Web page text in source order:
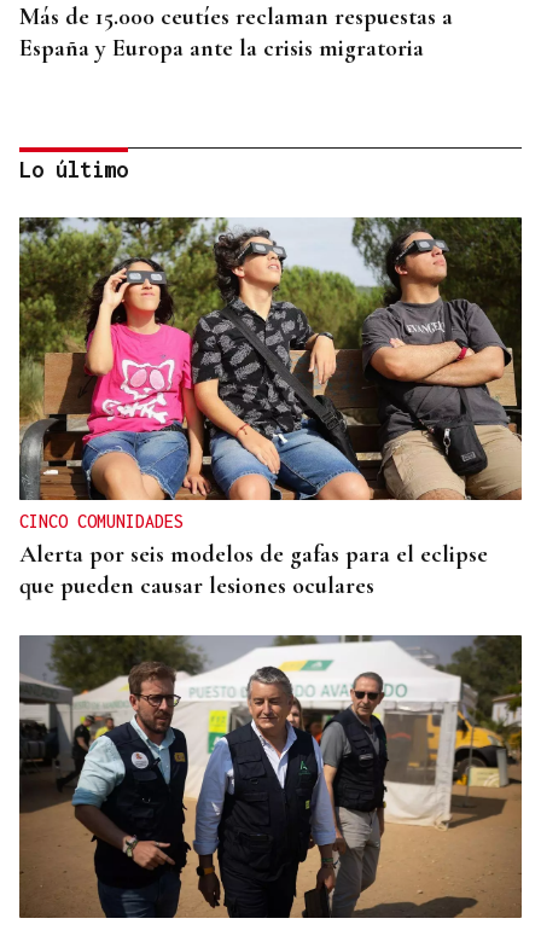
Más de 15.000 ceutíes reclaman respuestas a
España y Europa ante la crisis migratoria
TOMA DE POSESIÓN
De la Espriella toma posesión de su nuevo
gabinete para poner en marcha la "Patria Milagro"
Lo último
CINCO COMUNIDADES
Alerta por seis modelos de gafas para el eclipse
que pueden causar lesiones oculares